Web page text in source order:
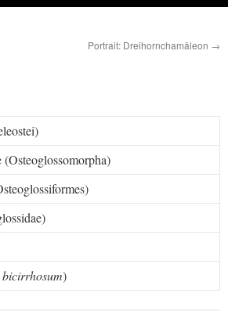
Portrait: Dreihornchamäleon →
bicirrhosum)